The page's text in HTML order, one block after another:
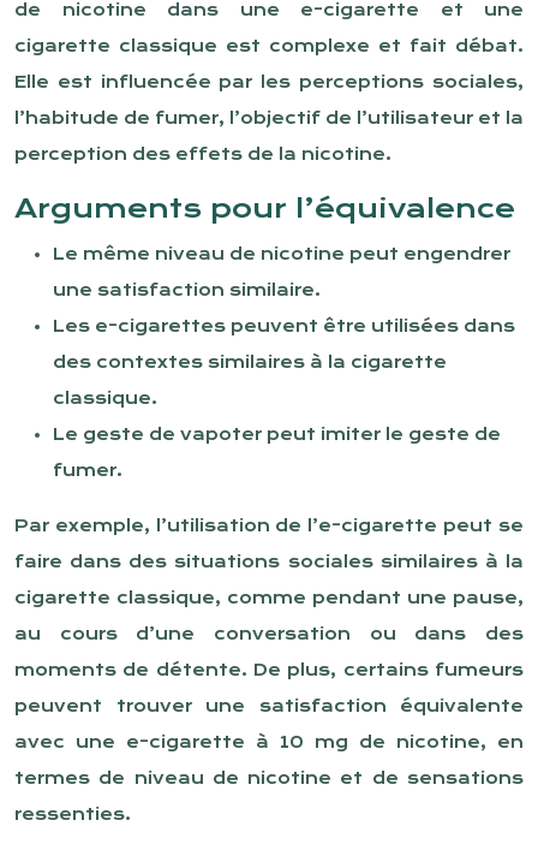
de nicotine dans une e-cigarette et une
cigarette classique est complexe et fait débat.
Elle est influencée par les perceptions sociales,
l’habitude de fumer, l’objectif de l’utilisateur et la
perception des effets de la nicotine.
Arguments pour l’équivalence
Le même niveau de nicotine peut engendrer
une satisfaction similaire.
Les e-cigarettes peuvent être utilisées dans
des contextes similaires à la cigarette
classique.
Le geste de vapoter peut imiter le geste de
fumer.
Par exemple, l’utilisation de l’e-cigarette peut se
faire dans des situations sociales similaires à la
cigarette classique, comme pendant une pause,
au cours d’une conversation ou dans des
moments de détente. De plus, certains fumeurs
peuvent trouver une satisfaction équivalente
avec une e-cigarette à 10 mg de nicotine, en
termes de niveau de nicotine et de sensations
ressenties.